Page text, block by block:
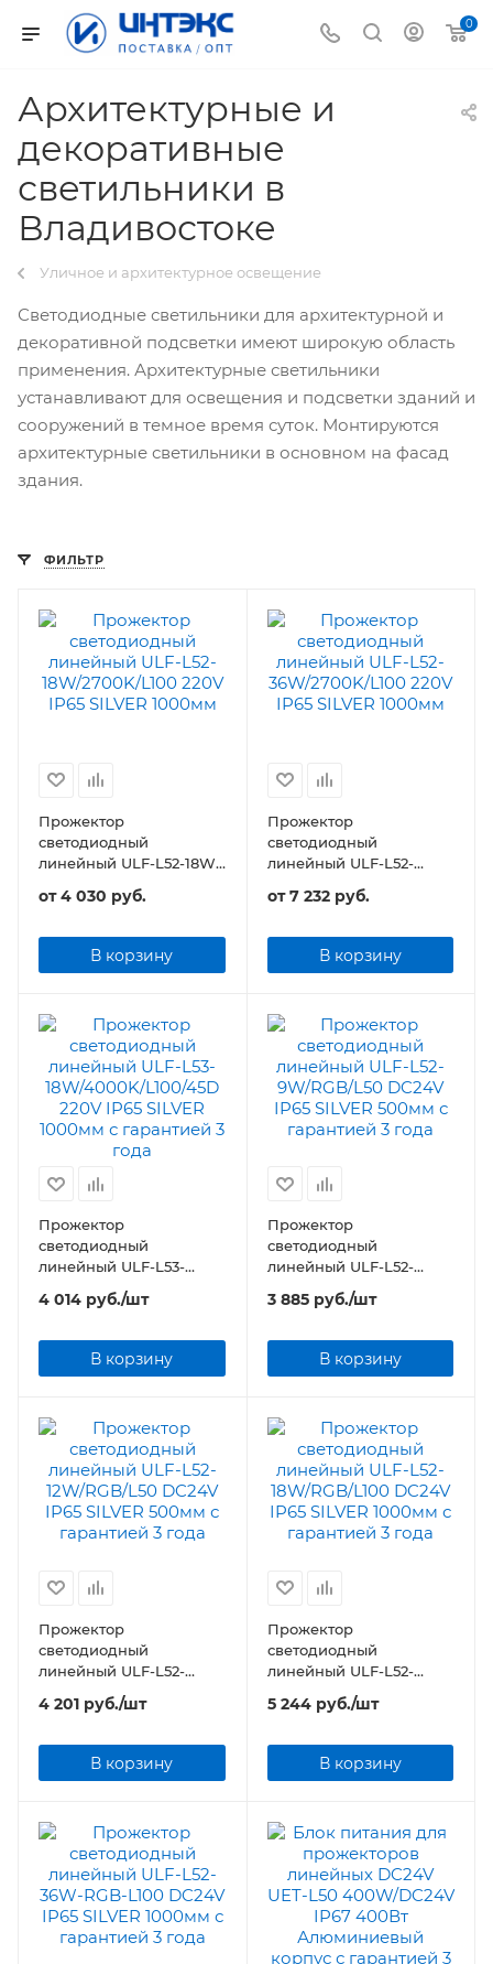
0
Архитектурные и
декоративные
светильники в
Владивостоке
Уличное и архитектурное освещение
Светодиодные светильники для архитектурной и
декоративной подсветки имеют широкую область
применения. Архитектурные светильники
устанавливают для освещения и подсветки зданий и
сооружений в темное время суток. Монтируются
архитектурные светильники в основном на фасад
здания.
ФИЛЬТР
Прожектор
светодиодный
линейный ULF-L52-18W-
1000мм
от4 030 руб.
В корзину
Прожектор
светодиодный
линейный ULF-L52-
SILVER 1000мм
от7 232 руб.
В корзину
Прожектор
светодиодный
линейный ULF-L53-
18W/4000K/L100/45D
220V IP65 SILVER 1000мм
4 014 руб./шт
В корзину
Прожектор
светодиодный
линейный ULF-L52-
9W/RGB/L50 DC24V IP65
SILVER 500мм
3 885руб./шт
В корзину
Прожектор
светодиодный
линейный ULF-L52-
12W/RGB/L50 DC24V IP65
SILVER 500мм
4 201 руб./шт
В корзину
Прожектор
светодиодный
линейный ULF-L52-
18W/RGB/L100 DC24V
IP65 SILVER 1000мм
5 244руб./шт
В корзину